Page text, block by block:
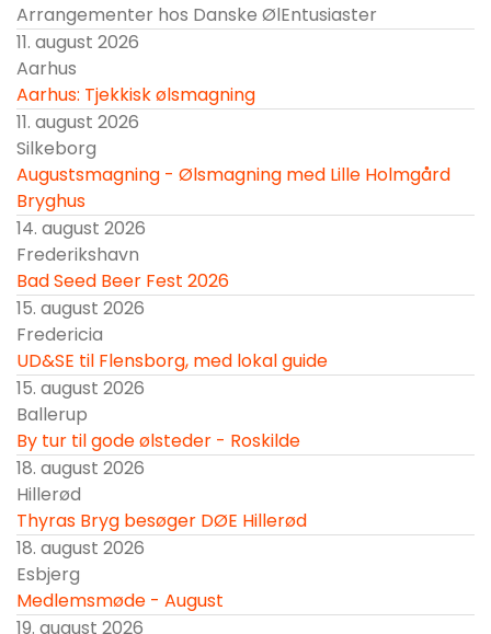
Arrangementer hos Danske ØlEntusiaster
11. august 2026
Aarhus
Aarhus: Tjekkisk ølsmagning
11. august 2026
Silkeborg
Augustsmagning - Ølsmagning med Lille Holmgård
Bryghus
14. august 2026
Frederikshavn
Bad Seed Beer Fest 2026
15. august 2026
Fredericia
UD&SE til Flensborg, med lokal guide
15. august 2026
Ballerup
By tur til gode ølsteder - Roskilde
18. august 2026
Hillerød
Thyras Bryg besøger DØE Hillerød
18. august 2026
Esbjerg
Medlemsmøde - August
19. august 2026